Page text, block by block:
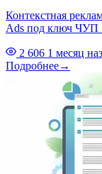
Контекстная
Ads под ключ ЧУП
2 606 1 месяц
Подробнее→